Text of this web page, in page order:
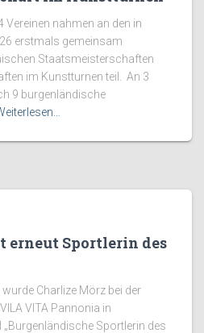
Vereinen nahmen an den in
erstmals gemeinsam
Staatsmeisterschaften
im Kunstturnen teil. An 3
9 burgenländische
erneut Sportlerin des
Charlize Mörz bei der
VITA Pannonia in
Sportlerin des